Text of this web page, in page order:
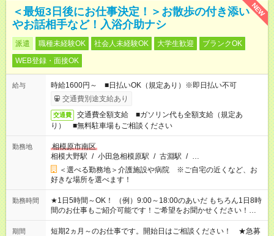
NEW
＜最短3日後にお仕事決定！＞お散歩の付き添い
やお話相手など！入浴介助ナシ
派遣 職種未経験OK 社会人未経験OK 大学生歓迎
ブランクOK
WEB登録・面接OK
給与
時給1600円～ ■日払いOK（規定あり）※即日払い不可
交通費別途支給あり
交通費
交通費全額支給 ■ガソリン代も全額支給（規定あ
り） ■無料駐車場もご相談ください
勤務地
相模原市南区
相模大野駅 / 小田急相模原駅 / 古淵駅 / …
＜選べる勤務地＞介護施設や病院 ※ご自宅の近くなど、お
好きな場所を選べます！
勤務時間
★1日5時間～OK！ （例）9:00～18:00のあいだ もちろん1日8時
間のお仕事もご紹介可能です！ご希望をお聞かせください！★家
庭の都合でお休みが必要な場合も遠慮なくご相談ください。 ※
週最低15時間以上の勤務が必要です
期間
短期2ヵ月～のお仕事です。開始日はご相談ください！ ★急募